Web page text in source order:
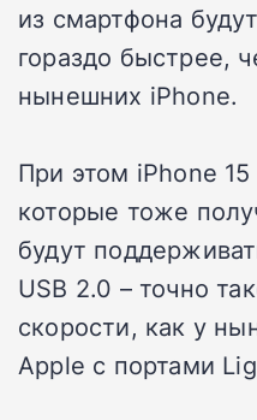
из смартфона
гораздо быстрее,
нынешних iPhone.
При этом iPhone 15
которые тоже
будут
USB 2.0 – точно
скорости, как у
Apple с портами